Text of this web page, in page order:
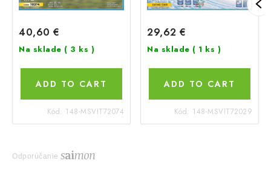
40,60 €
Na sklade ( 3 ks )
ADD TO CART
Kód: 148-MSVIT72074
29,62 €
Na sklade ( 1 ks )
ADD TO CART
Kód: 148-MSVIT72029
Odporúčanie